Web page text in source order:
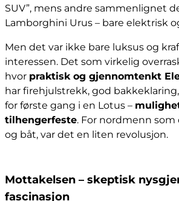
SUV”, mens andre sammenlignet
Lamborghini Urus – bare elektrisk
Men det var ikke bare luksus og
interessen. Det som virkelig
hvor praktisk og gjennomtenkt
har firehjulstrekk, god
for første gang i en Lotus –
tilhengerfeste. For nordmenn som
og båt, var det en liten revolusjon.
Mottakelsen – skeptisk
fascinasjon